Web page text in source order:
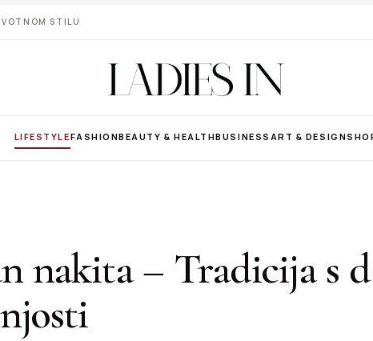
STILU
LIFESTYLEFASHIONBEAUTY & HEALTHBUSINESS ART & DESIGN
nakita – Tradicija s